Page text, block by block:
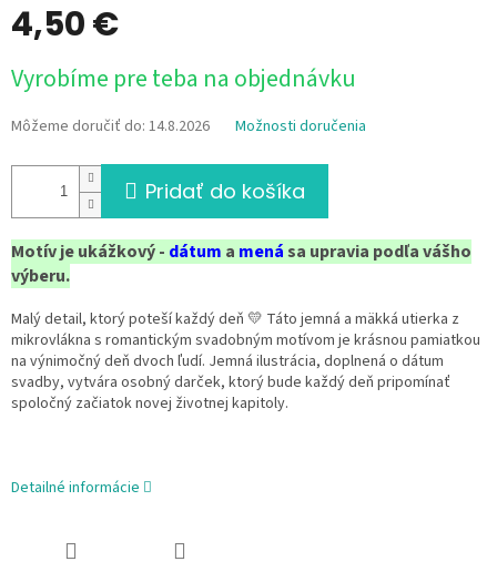
4,50 €
cena:
Vyrobíme pre teba na objednávku
Môžeme doručiť do: 14.8.2026 Možnosti doručenia
Pridať do košíka
Motív je ukážkový - dátum a menása upravia podľa vášho
výberu.
Malý detail, ktorý poteší každý deň 💛 Táto jemná a mäkká utierka z
mikrovlákna s romantickým svadobným motívom je krásnou pamiatkou
na výnimočný deň dvoch ľudí. Jemná ilustrácia, doplnená o dátum
svadby, vytvára osobný darček, ktorý bude každý deň pripomínať
spoločný začiatok novej životnej kapitoly.
Detailné informácie